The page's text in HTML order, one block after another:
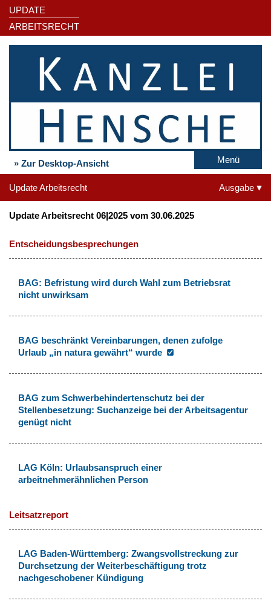
UPDATE
ARBEITSRECHT
» Zur Desktop-Ansicht Menü
Update Arbeitsrecht Ausgabe
Update Arbeitsrecht 06|2025 vom 30.06.2025
Entscheidungsbesprechungen
BAG: Befristung wird durch Wahl zum Betriebsrat
nicht unwirksam
BAG beschränkt Vereinbarungen, denen zufolge
Urlaub „in natura gewährt“ wurde
BAG zum Schwerbehindertenschutz bei der
Stellenbesetzung: Suchanzeige bei der Arbeitsagentur
genügt nicht
LAG Köln: Urlaubsanspruch einer
arbeitnehmerähnlichen Person
Leitsatzreport
LAG Baden-Württemberg: Zwangsvollstreckung zur
Durchsetzung der Weiterbeschäftigung trotz
nachgeschobener Kündigung